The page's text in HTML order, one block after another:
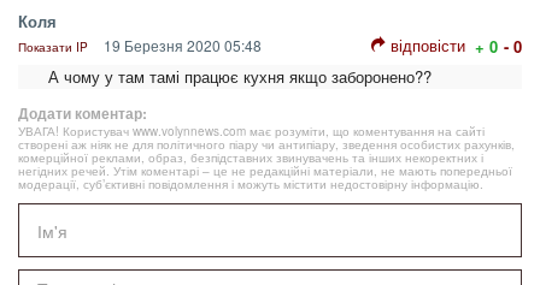
Коля
Показати IP 19 Березня 2020 05:48 відповісти + 0 - 0
А чому у там тамі працює кухня якщо заборонено??
Додати коментар:
УВАГА! Користувач www.volynnews.com має розуміти, що коментування на сайті
створені аж ніяк не для політичного піару чи антипіару, зведення особистих рахунків,
комерційної реклами, образ, безпідставних звинувачень та інших некоректних і
негідних речей. Утім коментарі – це не редакційні матеріали, не мають попередньої
модерації, суб’єктивні повідомлення і можуть містити недостовірну інформацію.